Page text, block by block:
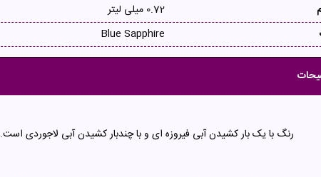
0.72 میلی لیتر
Blue Sapphire
رنگ با یک بار کشیدن آبی فیروزه ای و با چندبار کشیدن آبی لاجوردی است.